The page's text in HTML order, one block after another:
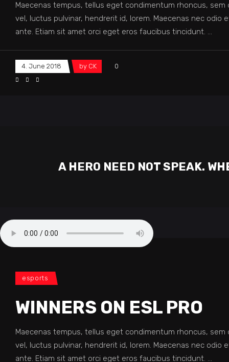
Maecenas tempus, tellus eget condimentum rhoncus,
vel, luctus pulvinar, hendrerit id, lorem. Maecenas nec
ante. Etiam sit amet orci eget eros faucibus tincidunt.
4. June 2018 by CK 0
A HERO NEED NOT SPEAK.
esports
WINNERS ON ESL PRO
Maecenas tempus, tellus eget condimentum rhoncus,
vel, luctus pulvinar, hendrerit id, lorem. Maecenas nec
ante. Etiam sit amet orci eget eros faucibus tincidunt.